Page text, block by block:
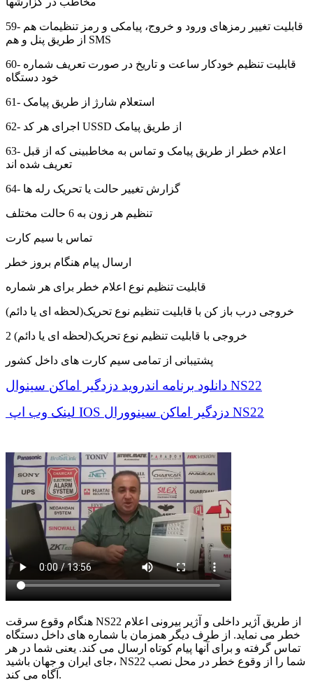
59- قابلیت تغییر رمزهای ورود و خروج، پیامکی و رمز تنظیمات هم
از طریق پنل و هم SMS
60- قابلیت تنظیم خودکار ساعت و تاریخ در صورت تعریف شماره
خود دستگاه
61- استعلام شارژ از طریق پیامک
62- اجرای هر کد USSD از طریق پیامک
63- اعلام خطر از طریق پیامک و تماس به مخاطبینی که از قبل
تعریف شده اند
64- گزارش تغییر حالت یا تحریک رله ها
تنظیم هر زون به 6 حالت مختلف
تماس با سیم کارت
ارسال پیام هنگام بروز خطر
قابلیت تنظیم نوع اعلام خطر برای هر شماره
خروجی درب باز کن با قابلیت تنظیم نوع تحریک(لحظه ای یا دائم)
2 خروجی با قابلیت تنظیم نوع تحریک(لحظه ای یا دائم)
پشتیبانی از تمامی سیم کارت های داخل کشور
دانلود برنامه اندروید دزدگیر اماکن سینوال NS22
لینک وب اپ IOS دزدگیر اماکن سینوورال NS22
هنگام وقوع سرقت NS22 از طریق آژیر داخلی و آژیر بیرونی اعلام
خطر می نماید. از طرف دیگر همزمان با شماره های داخل دستگاه
تماس گرفته و برای آنها پیام کوتاه ارسال می کند. یعنی شما در هر
جای ایران و جهان باشید، NS22 شما را از وقوع خطر در محل نصب
آگاه می کند.